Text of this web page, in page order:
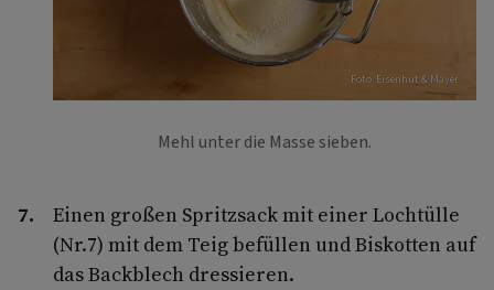
Foto: Eisenhut & Mayer
Mehl unter die Masse sieben.
Einen großen Spritzsack mit einer Lochtülle
(Nr.7) mit dem Teig befüllen und Biskotten auf
das Backblech dressieren.